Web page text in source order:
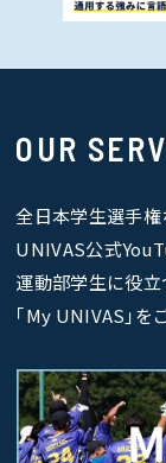
OUR
全日本学生選手
UNIVAS公式
運動部学生に役
｢My UNIVAS｣を